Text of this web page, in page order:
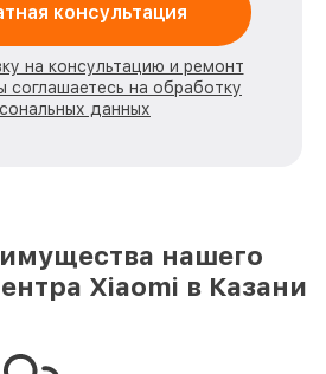
консультация
на консультацию и ремонт
соглашаетесь на обработку
данных
нашего
Xiaomi в Казани